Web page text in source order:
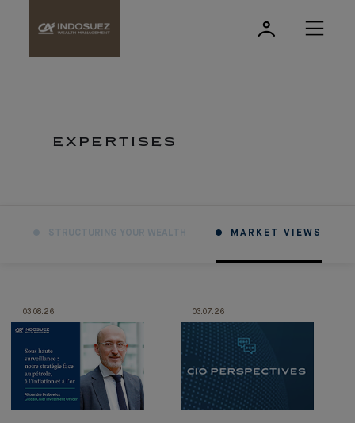
EXPERTISES
STRUCTURING YOUR WEALTH MARKET VIEWS
03.08.26 03.07.26